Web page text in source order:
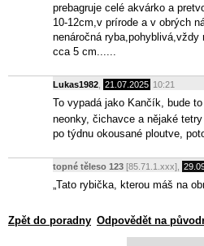
prebagruje celé akvárko a
10-12cm,v prírode a v obrých
nenáročná
cca 5 cm......
Lukas1982 21.07.2025 10:21
To vypadá jako Kančík, bude
neonky, čichavce a nějaké
po týdnu okousané ploutve,
topné těleso 123 [85.71.1.xxx],
„Tato rybička, kterou máš na
Zpět do poradny Odpovědět na